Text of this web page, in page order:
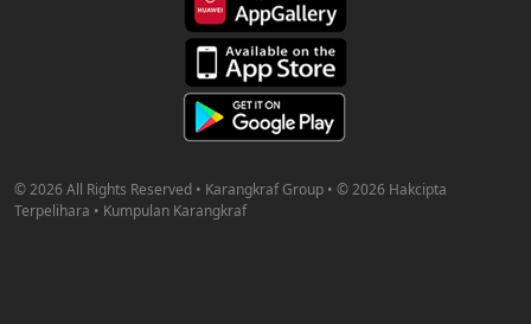
© 2026 All Rights Reserved • Karangkraf Group • © 2026 Hakcipta
Terpelihara • Kumpulan Karangkraf